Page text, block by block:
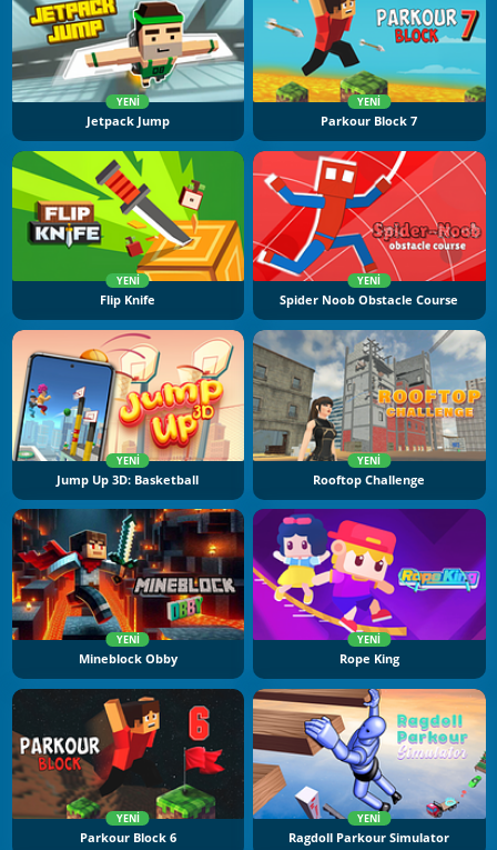
YENI
Jetpack Jump
YENI
Parkour Block 7
YENI
Flip Knife
YENI
Spider Noob Obstacle Course
YENI
Jump Up 3D: Basketball
YENI
Rooftop Challenge
YENI
Mineblock Obby
YENI
Rope King
YENI
Parkour Block 6
YENI
Ragdoll Parkour Simulator